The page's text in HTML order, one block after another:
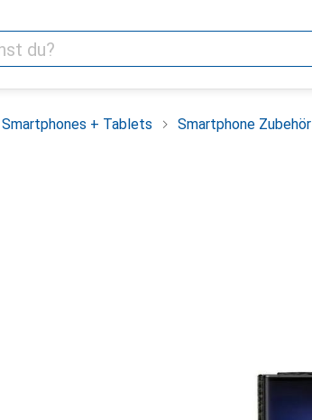
Smartphones + Tablets Smartphone Zubehör